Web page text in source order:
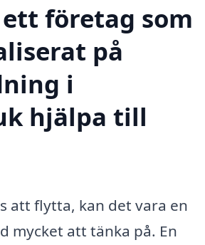
företag som
på
i
hjälpa till
att flytta, kan det vara en
mycket att tänka på. En